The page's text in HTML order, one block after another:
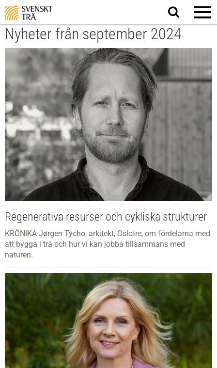
Sök
på
webbplatsen
Nyheter från september 2024
Regenerativa resurser och cykliska strukturer
KRÖNIKA Jørgen Tycho, arkitekt, Oslotre, om fördelarna med
att bygga i trä och hur vi kan jobba tillsammans med
naturen.